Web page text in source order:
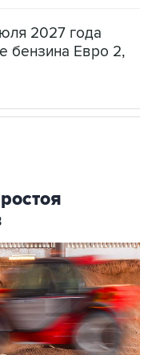
2027 года
бензина Евро 2,